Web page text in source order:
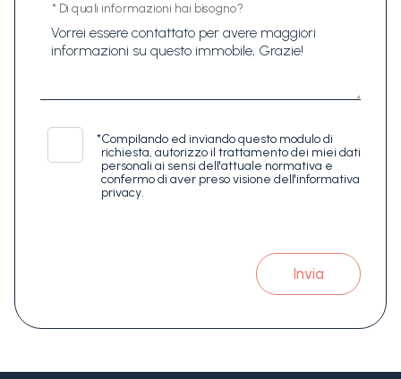
* Di quali informazioni hai bisogno?
*Compilando ed inviando questo modulo di
richiesta, autorizzo il trattamento dei miei dati
personali ai sensi dell'attuale normativa e
confermo di aver preso visione dell'informativa
privacy.
Invia